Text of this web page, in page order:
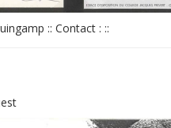
:: Contact : ::